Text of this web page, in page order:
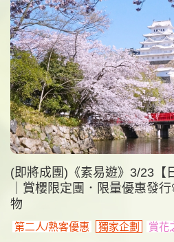
(即將成團)《素易遊》3/23【
｜賞櫻限定團．限量優惠發
物
第二人/熟客優惠 獨家企劃 賞花